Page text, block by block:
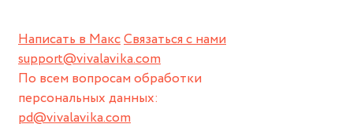
Написать в МаксСвязаться с нами
support@vivalavika.com
По всем вопросам обработки
персональных данных:
pd@vivalavika.com